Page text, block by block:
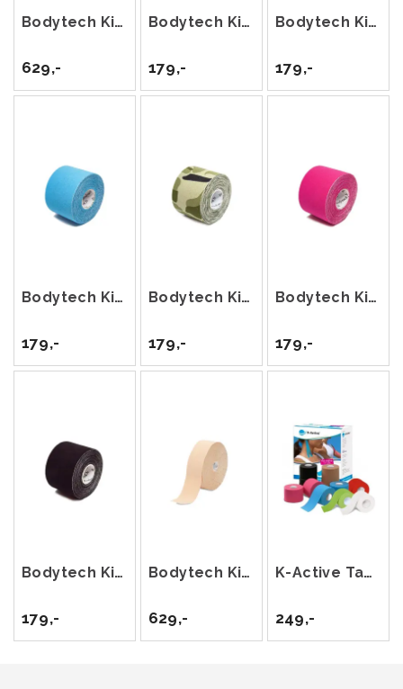
Bodytech Kinesiology Tape 5cm x 22m Sort
629,-
Bodytech Kinesiology Tape 5cm x 5m
179,-
Bodytech Kinesiology Tape 5cm x 5m Beige
179,-
Bodytech Kinesiology Tape 5cm x 5m Blå
179,-
Bodytech Kinesiology Tape 5cm x 5m Camo
179,-
Bodytech Kinesiology Tape 5cm x 5m Rosa
179,-
Bodytech Kinesiology Tape 5cm x 5m Sort
179,-
Bodytech Kinesiology Tape 5cm x22m Beige
629,-
K-Active Tape Classic 5 cm x 5 m
249,-